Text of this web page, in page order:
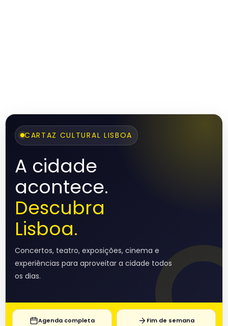
CARTAZ CULTURAL LISBOA
A cidade
acontece.
Descubra
Lisboa.
Concertos, teatro, exposições, cinema e
experiências para aproveitar a cidade todos
os dias.
Agenda completa Fim de semana